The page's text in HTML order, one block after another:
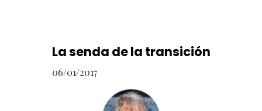
La senda de la transición
06/01/2017